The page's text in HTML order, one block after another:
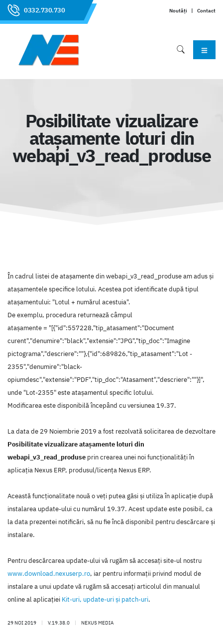
0332.730.730 Noutăți | Contact
Posibilitate vizualizare
atașamente loturi din
webapi_v3_read_produse
În cadrul listei de atașamente din webapi_v3_read_produse am adus și
atașamentele specifice lotului. Acestea pot identificate după tipul
atașamentului: "Lotul + numărul acestuia".
De exemplu, procedura returnează câmpul
atașamente = "[{"id":557228,"tip_atasament":"Document
curent","denumire":"black","extensie":"JPG","tip_doc":"Imagine
pictograma","descriere":""},{"id":689826,"tip_atasament":"Lot -
2355","denumire":"black-
opiumdesc","extensie":"PDF","tip_doc":"Atasament","descriere":""}]",
unde "Lot-2355" este atașamentul specific lotului.
Modificarea este disponibilă începând cu versiunea 19.37.
La data de 29 Noiembrie 2019 a fost rezolvată solicitarea de dezvoltare
Posibilitate vizualizare atașamente loturi din
webapi_v3_read_produse prin crearea unei noi funcţionalităţi în
aplicaţia Nexus ERP, produsul/licenţa Nexus ERP.
Această funcţionalitate nouă o veţi putea găsi şi utiliza în aplicaţie după
instalarea update-ului cu numărul 19.37. Acest update este posibil, ca
la data prezentei notificări, să nu fie încă disponibil pentru descărcare şi
instalare.
Pentru descărcarea update-ului vă rugăm să accesaţi site-ul nostru
www.download.nexuserp.ro, iar pentru informaţii privind modul de
instalare a unui update vă rugăm să accesaţi articolul din manualul
online al aplicaţiei Kit-uri, update-uri şi patch-uri.
29 NOI 2019 | V.19.38.0 | NEXUS MEDIA